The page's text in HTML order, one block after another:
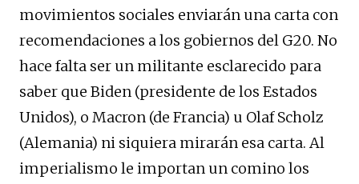
movimientos sociales enviarán una carta con
recomendaciones a los gobiernos del G20. No
hace falta ser un militante esclarecido para
saber que Biden (presidente de los Estados
Unidos), o Macron (de Francia) u Olaf Scholz
(Alemania) ni siquiera mirarán esa carta. Al
imperialismo le importan un comino los